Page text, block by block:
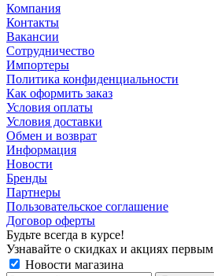
Компания
Контакты
Вакансии
Сотрудничество
Импортеры
Политика конфиденциальности
Как оформить заказ
Условия оплаты
Условия доставки
Обмен и возврат
Информация
Новости
Бренды
Партнеры
Пользовательское соглашение
Договор оферты
Будьте всегда в курсе!
Узнавайте о скидках и акциях первым
Новости магазина